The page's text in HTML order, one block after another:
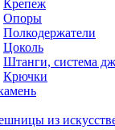
Крепеж
Опоры
Полкодержатели
Цоколь
Штанги, система
Крючки
из